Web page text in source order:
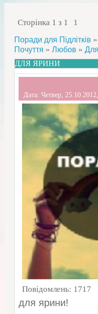
Сторінка 1 з 1 1
Поради для Підлітків »
Почуття » Любов »
ДЛЯ ЯРИНИ
Дата: Четвер,
Повідомлень: 1717
для ярини!